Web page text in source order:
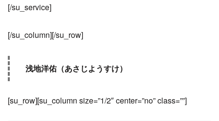
[/su_service]
[/su_column][/su_row]
浅地洋佑（あさじようすけ）
[su_row][su_column size=”1/2″ center=”no” class=””]